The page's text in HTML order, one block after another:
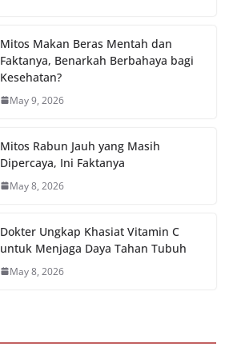
Mitos Makan Beras Mentah dan
Faktanya, Benarkah Berbahaya bagi
Kesehatan?
May 9, 2026
Mitos Rabun Jauh yang Masih
Dipercaya, Ini Faktanya
May 8, 2026
Dokter Ungkap Khasiat Vitamin C
untuk Menjaga Daya Tahan Tubuh
May 8, 2026